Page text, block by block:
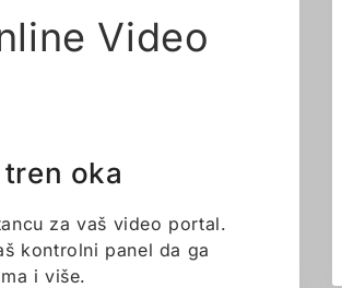
Video
oka
za vaš video portal.
kontrolni panel da ga
i više.